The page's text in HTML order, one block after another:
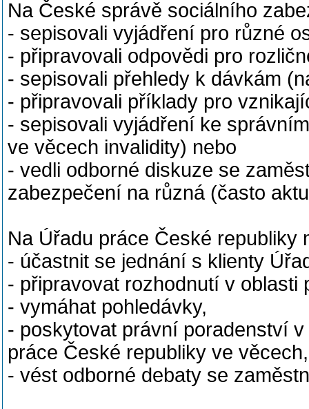
Na České správě sociálního
- sepisovali vyjádření pro různé
- připravovali odpovědi pro
- sepisovali přehledy k dávkám
- připravovali příklady pro
- sepisovali vyjádření ke
ve věcech invalidity) nebo
- vedli odborné diskuze se
zabezpečení na různá (často
Na Úřadu práce České republiky
- účastnit se jednání s klienty
- připravovat rozhodnutí v oblasti
- vymáhat pohledávky,
- poskytovat právní poradenství
práce České republiky ve
- vést odborné debaty se